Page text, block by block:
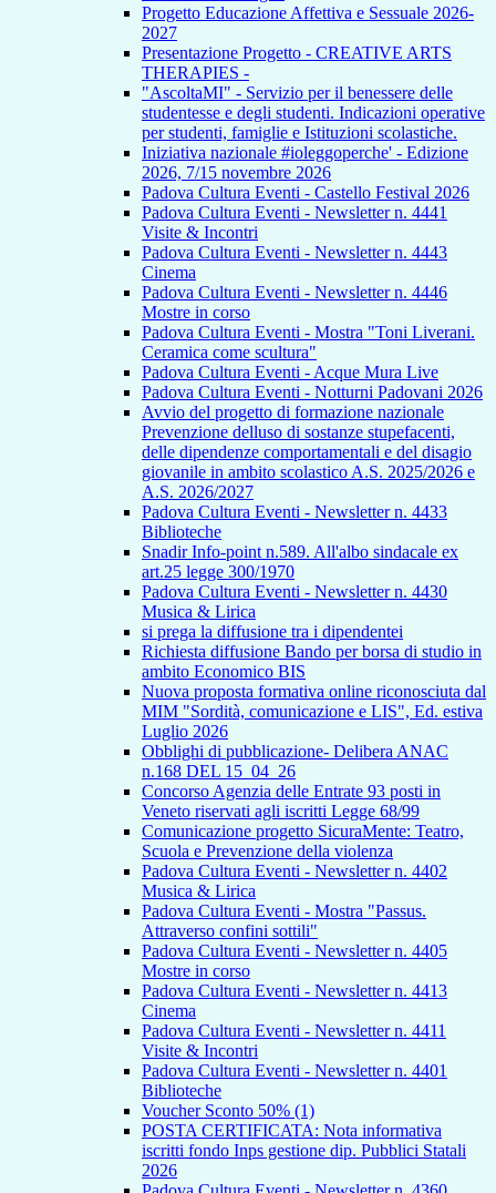
Progetto Educazione Affettiva e Sessuale 2026-
2027
Presentazione Progetto - CREATIVE ARTS
THERAPIES -
"AscoltaMI" - Servizio per il benessere delle
studentesse e degli studenti. Indicazioni operative
per studenti, famiglie e Istituzioni scolastiche.
Iniziativa nazionale #ioleggoperche' - Edizione
2026, 7/15 novembre 2026
Padova Cultura Eventi - Castello Festival 2026
Padova Cultura Eventi - Newsletter n. 4441
Visite & Incontri
Padova Cultura Eventi - Newsletter n. 4443
Cinema
Padova Cultura Eventi - Newsletter n. 4446
Mostre in corso
Padova Cultura Eventi - Mostra "Toni Liverani.
Ceramica come scultura"
Padova Cultura Eventi - Acque Mura Live
Padova Cultura Eventi - Notturni Padovani 2026
Avvio del progetto di formazione nazionale
Prevenzione delluso di sostanze stupefacenti,
delle dipendenze comportamentali e del disagio
giovanile in ambito scolastico A.S. 2025/2026 e
A.S. 2026/2027
Padova Cultura Eventi - Newsletter n. 4433
Biblioteche
Snadir Info-point n.589. All'albo sindacale ex
art.25 legge 300/1970
Padova Cultura Eventi - Newsletter n. 4430
Musica & Lirica
si prega la diffusione tra i dipendentei
Richiesta diffusione Bando per borsa di studio in
ambito Economico BIS
Nuova proposta formativa online riconosciuta dal
MIM "Sordità, comunicazione e LIS", Ed. estiva
Luglio 2026
Obblighi di pubblicazione- Delibera ANAC
n.168 DEL 15_04_26
Concorso Agenzia delle Entrate 93 posti in
Veneto riservati agli iscritti Legge 68/99
Comunicazione progetto SicuraMente: Teatro,
Scuola e Prevenzione della violenza
Padova Cultura Eventi - Newsletter n. 4402
Musica & Lirica
Padova Cultura Eventi - Mostra "Passus.
Attraverso confini sottili"
Padova Cultura Eventi - Newsletter n. 4405
Mostre in corso
Padova Cultura Eventi - Newsletter n. 4413
Cinema
Padova Cultura Eventi - Newsletter n. 4411
Visite & Incontri
Padova Cultura Eventi - Newsletter n. 4401
Biblioteche
Voucher Sconto 50% (1)
POSTA CERTIFICATA: Nota informativa
iscritti fondo Inps gestione dip. Pubblici Statali
2026